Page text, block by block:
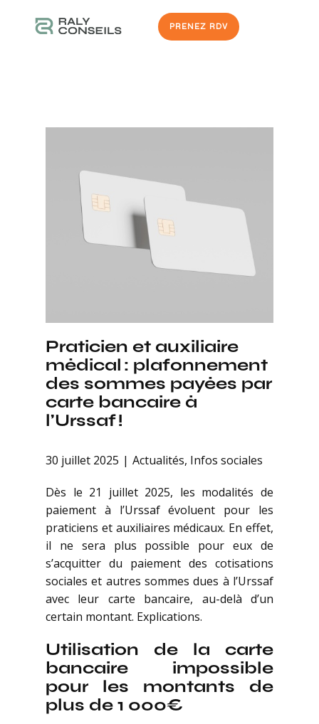
PRENEZ RDV
Praticien et auxiliaire
médical : plafonnement
des sommes payées par
carte bancaire à
l’Urssaf !
30 juillet 2025 Actualités, Infos sociales
Dès le 21 juillet 2025, les modalités de
paiement à l’Urssaf évoluent pour les
praticiens et auxiliaires médicaux. En effet,
il ne sera plus possible pour eux de
s’acquitter du paiement des cotisations
sociales et autres sommes dues à l’Urssaf
avec leur carte bancaire, au-delà d’un
certain montant. Explications.
Utilisation de la carte
bancaire impossible
pour les montants de
plus de 1 000€